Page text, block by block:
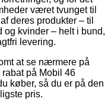
været tvunget til
deres produkter – til
kvinder – helt i bund,
levering.
at se nærmere på
på Mobil 46
køber, så du er på den
pris.